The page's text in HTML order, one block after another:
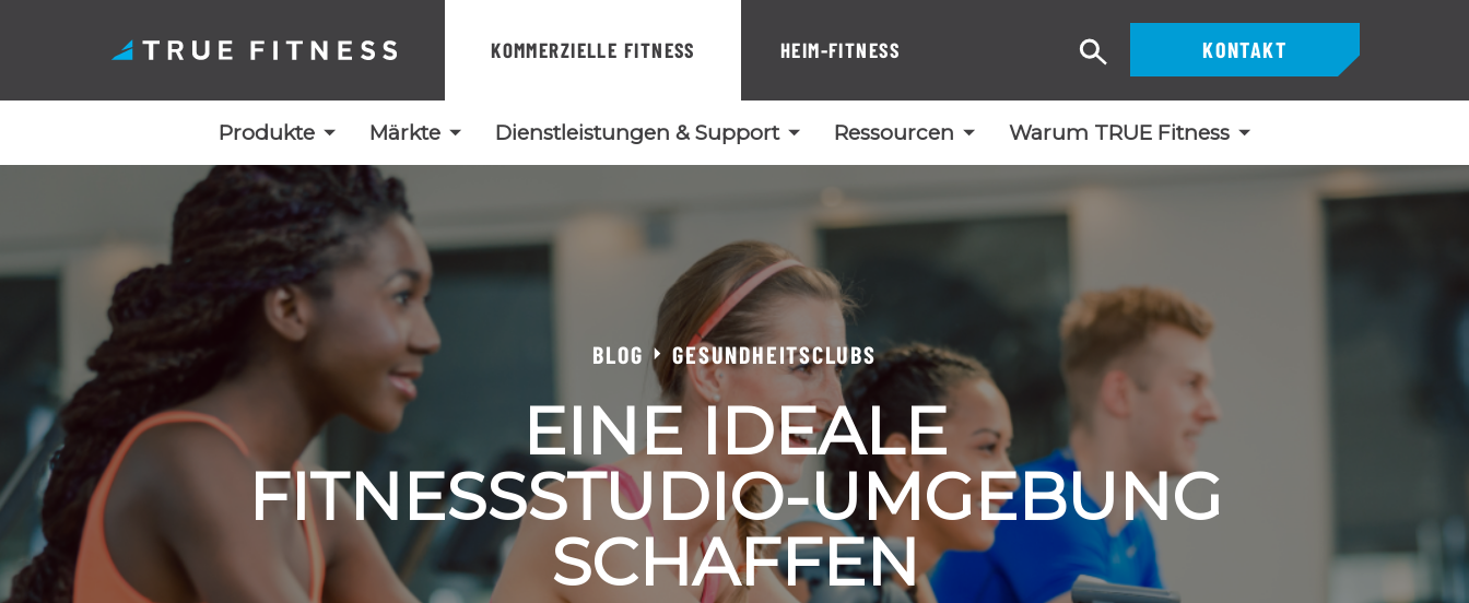
KOMMERZIELLE FITNESS HEIM-FITNESS
Produkte Märkte Dienstleistungen & Support Ressourcen Warum TRUE Fitness
KONTAKT
Suche
BLOG GESUNDHEITSCLUBS
EINE IDEALE
FITNESSSTUDIO-UMGEBUNG
SCHAFFEN